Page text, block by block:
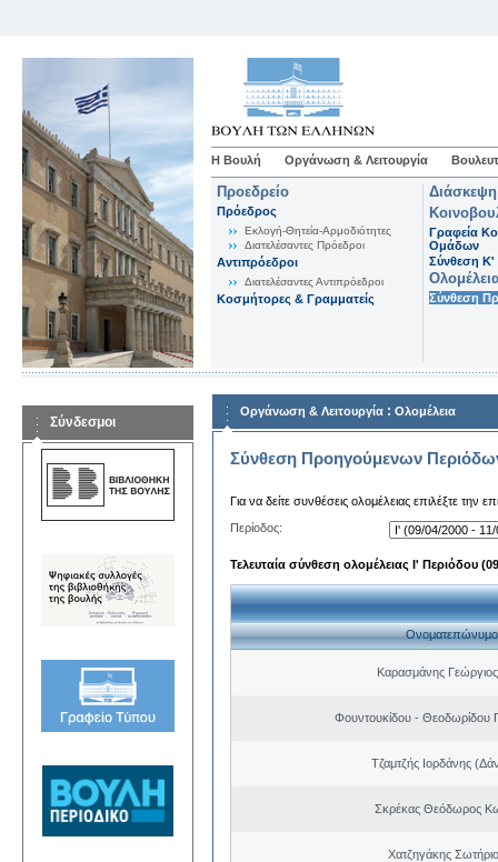
Η Βουλή Οργάνωση & Λειτουργία
Προεδρείο
Πρόεδρος
Εκλογή-Θητεία-Αρμοδιότητες
Διατελέσαντες Πρόεδροι
Αντιπρόεδροι
Διατελέσαντες Αντιπρόεδροι
Κοσμήτορες & Γραμματείς
Γραφεία
Ομάδων
Σύνθεση K'
Σύνθεση
Σύνδεσμοι
Οργάνωση & Λειτουργία : Ολομέλεια
Σύνθεση Προηγούμενων
Για να δείτε συνθέσεις ολομέλειας επιλέξτε την
Περίοδος:
Τελευταία σύνθεση ολομέλειας Ι' Περιόδου
Ονοματεπώνυμο
Καρασμάνης
Φουντουκίδου - Θεοδωρίδου
Τζαμτζής Ιορδάνης
Σκρέκας Θεόδωρος
Χατζηγάκης